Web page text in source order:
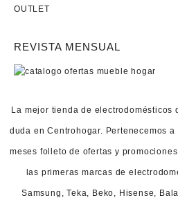
OUTLET
REVISTA MENSUAL
La mejor tienda de electrodomésticos
duda en Centrohogar. Pertenecemos
meses folleto de ofertas y
las primeras marcas de
Samsung, Teka, Beko, Hisense,